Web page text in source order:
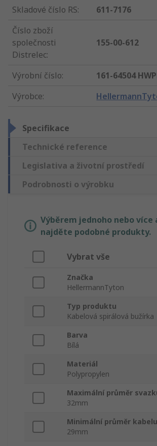
Skladové číslo RS:
611-7176
Číslo zboží
společnosti
Distrelec:
155-00-612
Výrobní číslo:
161-64504
Výrobce:
Specifikace
Technické reference
Legislativa a životní prostředí
Podrobnosti o výrobku
Výběrem jednoho nebo
najděte podobné produkty.
Vybrat vše
Značka
HellermannTyton
Typ produktu
Kabelová spirálová bužírka
Barva
Bílá
Materiál
Polypropylen
Maximální průměr
32mm
Minimální průměr kabelu
29mm